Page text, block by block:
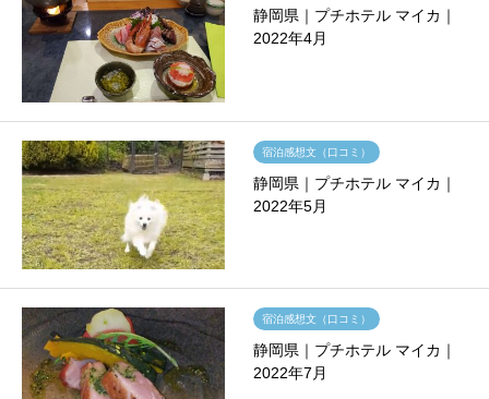
静岡県｜プチホテル マイカ｜
2022年4月
宿泊感想文（口コミ）
静岡県｜プチホテル マイカ｜
2022年5月
宿泊感想文（口コミ）
静岡県｜プチホテル マイカ｜
2022年7月